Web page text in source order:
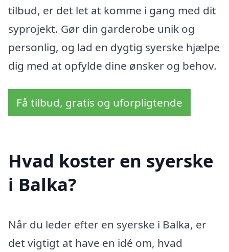
tilbud, er det let at komme i gang med dit
syprojekt. Gør din garderobe unik og
personlig, og lad en dygtig syerske hjælpe
dig med at opfylde dine ønsker og behov.
Få tilbud, gratis og uforpligtende
Hvad koster en syerske
i Balka?
Når du leder efter en syerske i Balka, er
det vigtigt at have en idé om, hvad